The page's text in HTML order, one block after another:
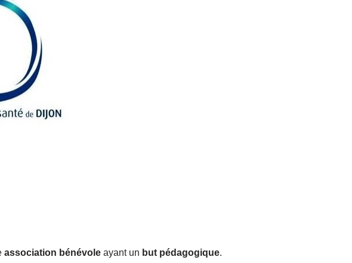
association bénévole ayant un but pédagogique.